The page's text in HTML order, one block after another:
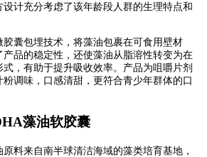
计充分考虑了该年龄段人群的生理特点和
胶囊包埋技术，将藻油包裹在可食用壁材
品的稳定性，还使藻油从脂溶性转变为在
，有助于提升吸收效率。产品为咀嚼片剂
调味，口感清甜，更符合青少年群体的口
藻油软胶囊
原料来自南半球清洁海域的藻类培育基地，